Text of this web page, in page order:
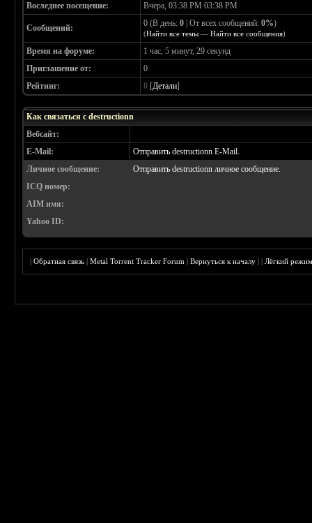
Воследнее посещение:
Вчера, 03:38 PM 03:38 PM
Сообщений: 0 (В день:0 | От всех сообщений:0%)
(Найти все темы —Найти все сообщения)
Время на форуме:
1 час, 5 минут, 29 секунд
Приглашение от:
0
Рейтинг:
0 [Детали]
Как связаться с destructionn
Вебсайт:
E-Mail:
Отправить destructionn E-Mail.
Личное сообщение:
Отправить destructionn личное сообщение.
ICQ номер:
AIM имя:
Yahoo ID:
|Обратная связь |Metal Torrent Tracker Forum |Вернуться к началу ||Лёгкий